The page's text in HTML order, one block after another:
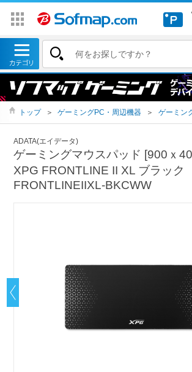
トップ ＞ ゲーミングPC・周辺機器 ＞ ゲーミン
ADATA(エイデータ)
ゲーミングマウスパッド [900ｘ
XPG FRONTLINE II XL ブラック
FRONTLINEIIXL-BKCWW